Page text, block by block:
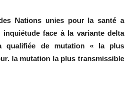
Nations unies pour la santé a
face à la variante delta
qualifiée de mutation « la plus
la mutation la plus transmissible